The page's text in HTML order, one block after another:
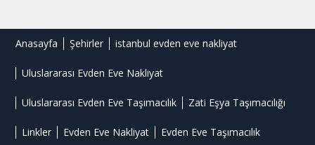
Anasayfa Şehirler istanbul evden eve nakliyat
Uluslararası Evden Eve Nakliyat
Uluslararası Evden Eve Taşımacılık Zati Eşya Taşımacılığı
Linkler Evden Eve Nakliyat Evden Eve Taşımacılık